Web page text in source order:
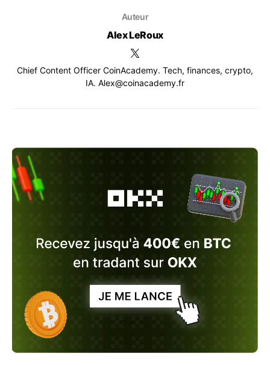
Auteur
Alex LeRoux
Chief Content Officer CoinAcademy. Tech, finances, crypto,
IA. Alex@coinacademy.fr